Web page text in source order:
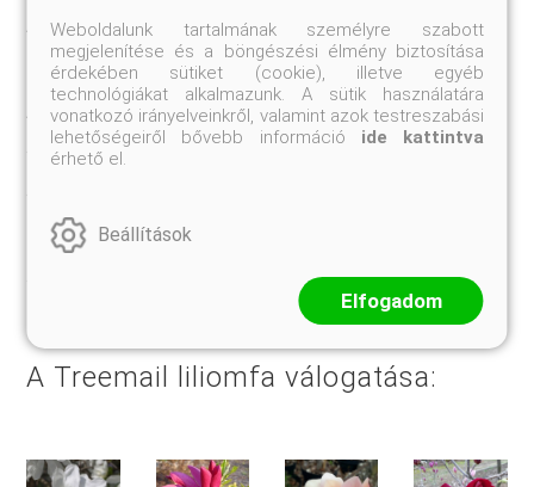
A liliomfák legjobban nedves, kissé savanyú, vagy
legalább semleges kémhatású, tápanyagban
gazdag, jó vízelvezetésű vályogtalajokon érzik
magukat napsütéses, vagy félárnyékos termőhelyen.
A
szélsőséges adottságokat, mint a mély árnyék, vagy
túl nedves kötött talajok, vagy éppen a szárazság,
alacsony napállás melletti árnyas termőhelyeket
megcélozni. Ha a tavaszi napsütésben kipattannak a
A Treemail liliomfa válogatása:
Weboldalunk tartalmának személyre szabott
megjelenítése és a böngészési élmény biztosítása
érdekében sütiket (cookie), illetve egyéb
technológiákat alkalmazunk. A sütik használatára
vonatkozó irányelveinkről, valamint azok testreszabási
lehetőségeiről bővebb információ ide kattintva
érhető el.
Beállítások
Elfogadom